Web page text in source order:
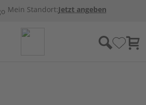
Mein Standort:Jetzt angeben